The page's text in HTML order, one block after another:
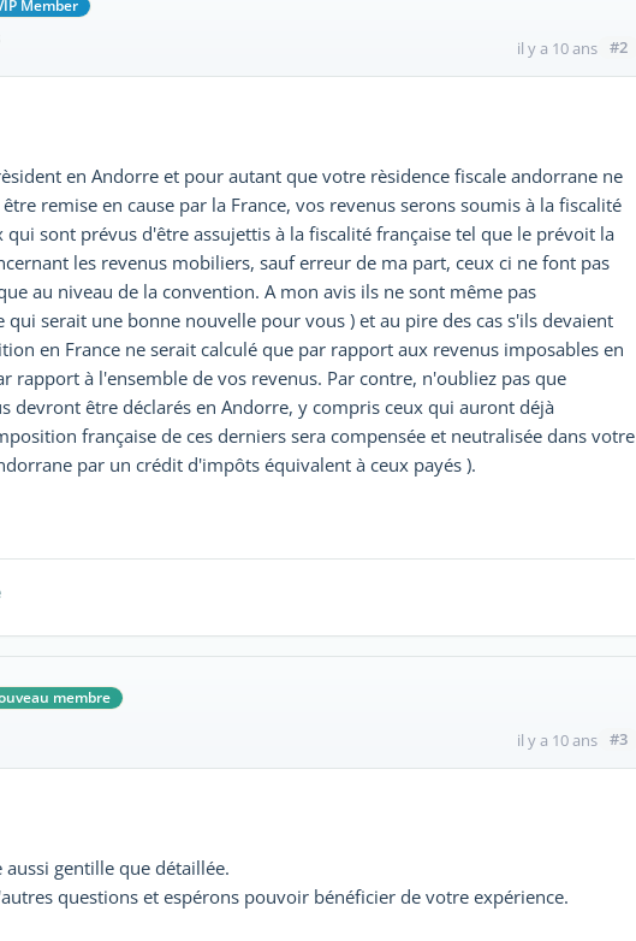
Member
il y a 10 ans #2
en Andorre et pour autant que votre rèsidence fiscale andorrane ne
remise en cause par la France, vos revenus serons soumis à la fiscalité
qui sont prévus d'être assujettis à la fiscalité française tel que le prévoit la
les revenus mobiliers, sauf erreur de ma part, ceux ci ne font pas
au niveau de la convention. A mon avis ils ne sont même pas
qui serait une bonne nouvelle pour vous ) et au pire des cas s'ils devaient
en France ne serait calculé que par rapport aux revenus imposables en
rapport à l'ensemble de vos revenus. Par contre, n'oubliez pas que
devront être déclarés en Andorre, y compris ceux qui auront déjà
française de ces derniers sera compensée et neutralisée dans votre
par un crédit d'impôts équivalent à ceux payés ).
membre
il y a 10 ans #3
gentille que détaillée.
questions et espérons pouvoir bénéficier de votre expérience.